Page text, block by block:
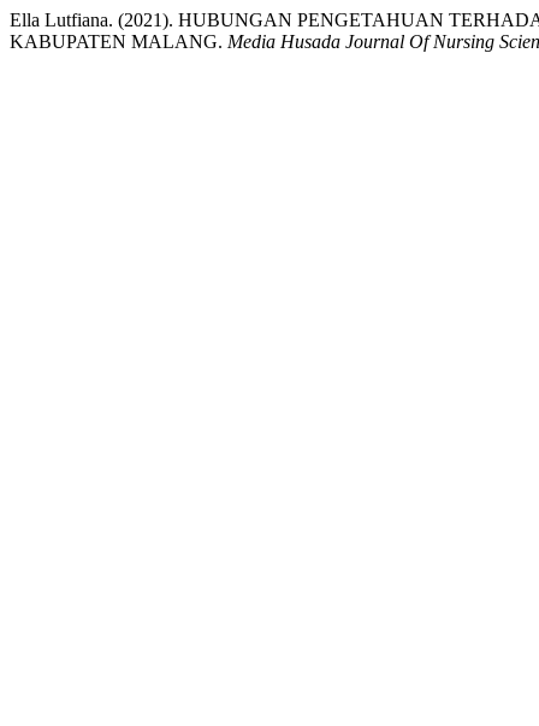
Ella Lutfiana. (2021). HUBUNGAN PENGETAHUAN
KABUPATEN MALANG. Media Husada Journal Of Nursing